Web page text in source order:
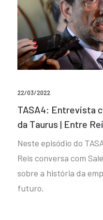
22/03/2022
TASA4: Entrevista
da Taurus | Entre
Neste episódio do
Reis conversa com
sobre a história da
futuro.